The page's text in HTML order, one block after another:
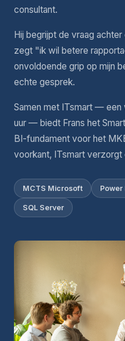
consultant.
Hij begrijpt de vraag
zegt "ik wil betere
onvoldoende grip op mijn
echte gesprek.
Samen met ITsmart — een
uur — biedt Frans het
BI-fundament voor het
voorkant, ITsmart verzorgt
MCTS Microsoft Power
SQL Server